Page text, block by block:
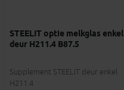
STEELIT optie melkglas enkel
deur H211.4 B87.5
Supplement STEELIT deur enkel
H211.4